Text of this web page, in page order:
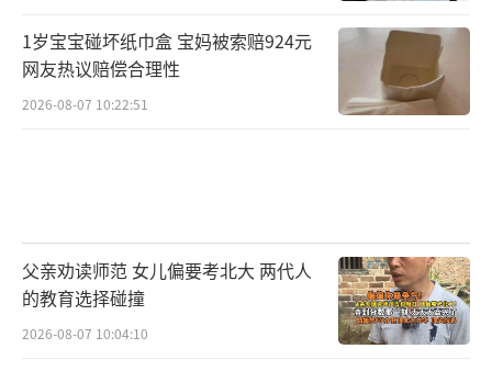
1岁宝宝碰坏纸巾盒 宝妈被索赔924元
网友热议赔偿合理性
2026-08-07 10:22:51
父亲劝读师范 女儿偏要考北大 两代人
的教育选择碰撞
2026-08-07 10:04:10